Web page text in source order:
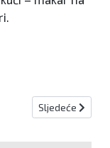
Sljedeći
Sljedeće